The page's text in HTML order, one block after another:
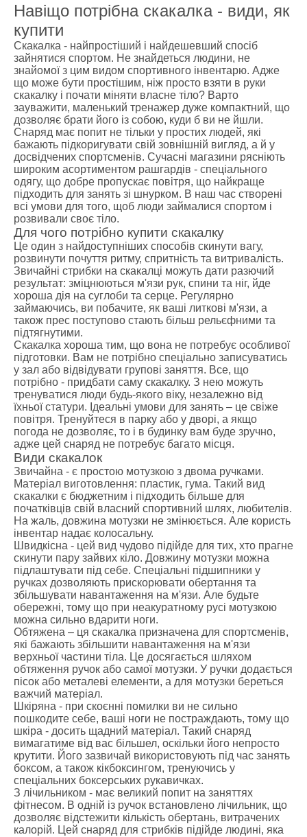
Навіщо потрібна скакалка - види, як
купити
Скакалка - найпростіший і найдешевший спосіб
зайнятися спортом. Не знайдеться людини, не
знайомої з цим видом спортивного інвентарю. Адже
що може бути простішим, ніж просто взяти в руки
скакалку і почати міняти власне тіло? Варто
зауважити, маленький тренажер дуже компактний, що
дозволяє брати його із собою, куди б ви не йшли.
Снаряд має попит не тільки у простих людей, які
бажають підкоригувати свій зовнішній вигляд, а й у
досвідчених спортсменів. Сучасні магазини рясніють
широким асортиментом рашгардів - спеціального
одягу, що добре пропускає повітря, що найкраще
підходить для занять зі шнурком. В наш час створені
всі умови для того, щоб люди займалися спортом і
розвивали своє тіло.
Для чого потрібно купити скакалку
Це один з найдоступніших способів скинути вагу,
розвинути почуття ритму, спритність та витривалість.
Звичайні стрибки на скакалці можуть дати разючий
результат: зміцнюються м'язи рук, спини та ніг, йде
хороша дія на суглоби та серце. Регулярно
займаючись, ви побачите, як ваші литкові м'язи, а
також прес поступово стають більш рельєфними та
підтягнутими.
Скакалка хороша тим, що вона не потребує особливої
підготовки. Вам не потрібно спеціально записуватись
у зал або відвідувати групові заняття. Все, що
потрібно - придбати саму скакалку. З нею можуть
тренуватися люди будь-якого віку, незалежно від
їхньої статури. Ідеальні умови для занять – це свіже
повітря. Тренуйтеся в парку або у дворі, а якщо
погода не дозволяє, то і в будинку вам буде зручно,
адже цей снаряд не потребує багато місця.
Види скакалок
Звичайна - є простою мотузкою з двома ручками.
Матеріал виготовлення: пластик, гума. Такий вид
скакалки є бюджетним і підходить більше для
початківців свій власний спортивний шлях, любителів.
На жаль, довжина мотузки не змінюється. Але користь
інвентар надає колосальну.
Швидкісна - цей вид чудово підійде для тих, хто прагне
скинути пару зайвих кіло. Довжину мотузки можна
підлаштувати під себе. Спеціальні підшипники у
ручках дозволяють прискорювати обертання та
збільшувати навантаження на м'язи. Але будьте
обережні, тому що при неакуратному русі мотузкою
можна сильно вдарити ноги.
Обтяжена – ця скакалка призначена для спортсменів,
які бажають збільшити навантаження на м'язи
верхньої частини тіла. Це досягається шляхом
обтяження ручок або самої мотузки. У ручки додається
пісок або металеві елементи, а для мотузки береться
важчий матеріал.
Шкіряна - при скоєнні помилки ви не сильно
пошкодите себе, ваші ноги не постраждають, тому що
шкіра - досить щадний матеріал. Такий снаряд
вимагатиме від вас більшел, оскільки його непросто
крутити. Його зазвичай використовують під час занять
боксом, а також кікбоксингом, тренуючись у
спеціальних боксерських рукавичках.
З лічильником - має великий попит на заняттях
фітнесом. В одній із ручок встановлено лічильник, що
дозволяє відстежити кількість обертань, витрачених
калорій. Цей снаряд для стрибків підійде людині, яка